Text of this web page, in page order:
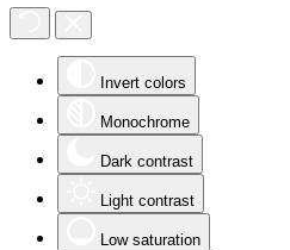
Invert colors
Monochrome
Dark contrast
Light contrast
Low saturation